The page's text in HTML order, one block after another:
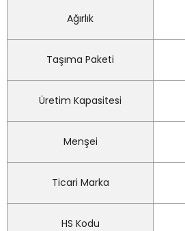
Ağırlık
Taşıma Paketi
Üretim Kapasitesi
Menşei
Ticari Marka
HS Kodu